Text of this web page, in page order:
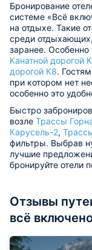
Бронирование
системе «Всё
на отдыхе. Такие
среди
заранее.
Канатной дорогой
дорогой К8.
при котором нет
особенно это
Быстро
возле Трассы
Карусель-2,
фильтры. Выбрав
лучшие
бронируйте отели
Отзывы
всё